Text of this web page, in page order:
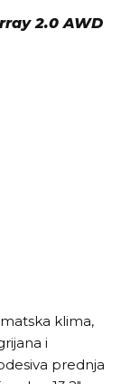
2.0 AWD
klima,
i
prednja